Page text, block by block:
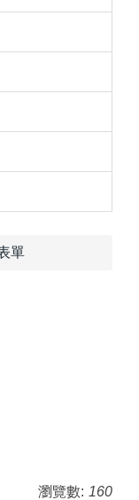
單
瀏覽數: 160